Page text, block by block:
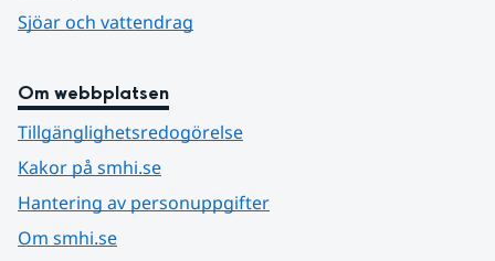
Sjöar och vattendrag
Om webbplatsen
Tillgänglighetsredogörelse
Kakor på smhi.se
Hantering av personuppgifter
Om smhi.se